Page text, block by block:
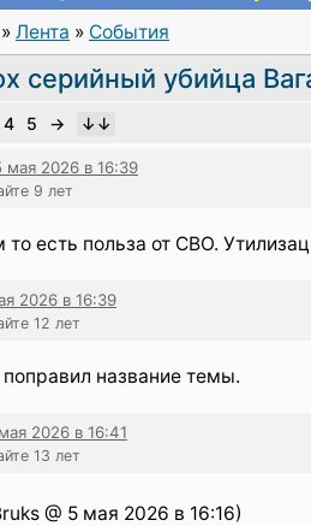
» Лента » События
серийный убийца
4 5 →
мая 2026 в 16:39
9 лет
то есть польза от СВО.
2026 в 16:39
12 лет
название темы.
2026 в 16:41
13 лет
@ 5 мая 2026 в 16:16)